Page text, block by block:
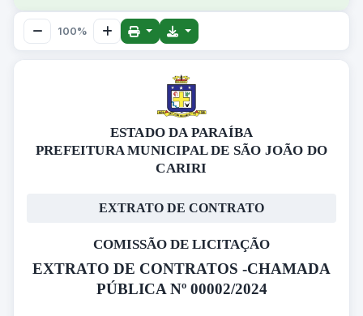
100%
ESTADO DA PARAÍBA
PREFEITURA MUNICIPAL DE SÃO JOÃO DO
CARIRI
EXTRATO DE CONTRATO
COMISSÃO DE LICITAÇÃO
EXTRATO DE CONTRATOS -CHAMADA
PÚBLICA Nº 00002/2024